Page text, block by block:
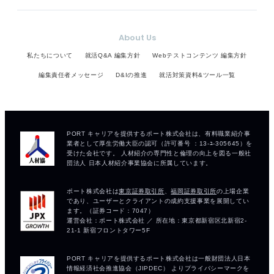
About Us
私たちについて 就活Q&A 編集方針 Webテストコンテンツ 編集方針
編集責任者メッセージ D&Iの推進 就活対策資料&ツール一覧